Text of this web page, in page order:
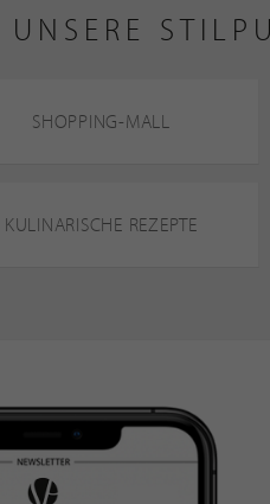
UNSERE
SHOPPING-MALL
KULINARISCHE REZEPTE